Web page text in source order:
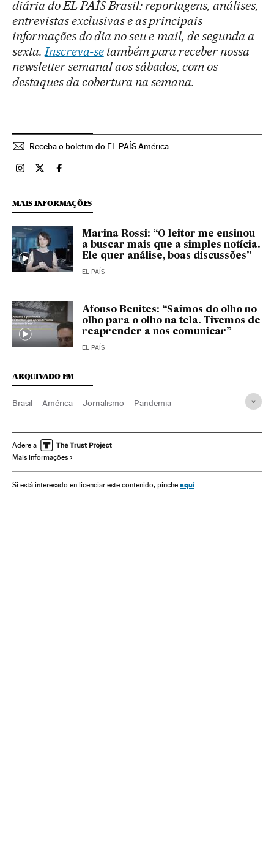
diária do EL PAÍS Brasil: reportagens, análises,
entrevistas exclusivas e as principais
informações do dia no seu e-mail, de segunda a
sexta.Inscreva-setambém para receber nossa
newsletter semanal aos sábados, com os
destaques da cobertura na semana.
Receba o boletim do EL PAÍS América
Brasil El País Brasil en Instagram
Brasil El País Brasil en Twitter
Brasil El País Brasil en Facebook
MAIS INFORMAÇÕES
Marina Rossi: “O leitor me ensinou
a buscar mais que a simples notícia.
Ele quer análise, boas discussões”
EL PAÍS
Afonso Benites: “Saímos do olho no
olho para o olho na tela. Tivemos de
reaprender a nos comunicar”
EL PAÍS
ARQUIVADO EM
Brasil América Jornalismo Pandemia
El País digital Saúde pública
Investigação científica
Adere a
Mais informações
Si está interesado en licenciar este contenido, pinche aquí